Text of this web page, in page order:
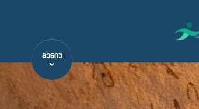
ᲛᲔᲜᲘᲣ